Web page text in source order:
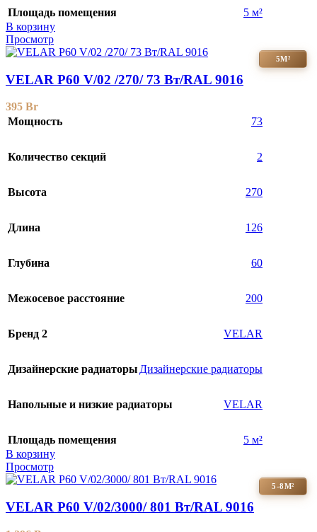
Площадь помещения
5 м²
В корзину
Просмотр
5М²
VELAR P60 V/02 /270/ 73 Bт/RAL 9016
395 Br
Мощность
73
Количество секций 2
Высота 270
Длина 126
Глубина 60
Межосевое расстояние 200
Бренд 2 VELAR
Дизайнерские радиаторы Дизайнерские радиаторы
Напольные и низкие радиаторы VELAR
Площадь помещения
5 м²
В корзину
Просмотр
5-8М²
VELAR P60 V/02/3000/ 801 Bт/RAL 9016